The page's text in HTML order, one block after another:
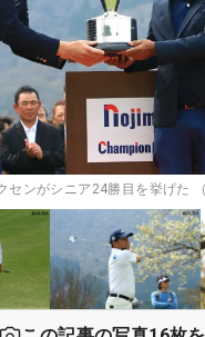
センがシニア24勝目を挙げた